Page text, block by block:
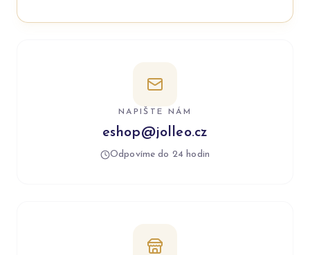
NAPIŠTE NÁM
eshop@jolleo.cz
Odpovíme do 24 hodin